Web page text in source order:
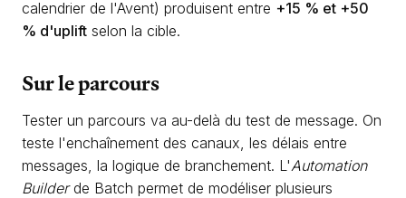
calendrier de l'Avent) produisent entre +15 % et +50
% d'uplift selon la cible.
Sur le parcours
Tester un parcours va au-delà du test de message. On
teste l'enchaînement des canaux, les délais entre
messages, la logique de branchement. L'Automation
Builderde Batch permet de modéliser plusieurs